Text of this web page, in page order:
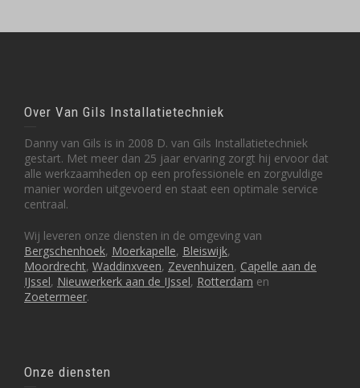
Over Van Gils Installatietechniek
Danny van Gils is in 2008 D. van Gils Installatietechniek
gestart. Met meer dan 25 jaar ervaring zorgt hij ervoor dat
alle werkzaamheden op een professionele en zorgvuldige
manier worden uitgevoerd en staat een optimale service
centraal.
Wij leveren onze diensten in de omgeving van
Bergschenhoek, Moerkapelle, Bleiswijk,
Moordrecht, Waddinxveen, Zevenhuizen, Capelle aan de
IJssel, Nieuwerkerk aan de IJssel, Rotterdam en
Zoetermeer.
Onze diensten